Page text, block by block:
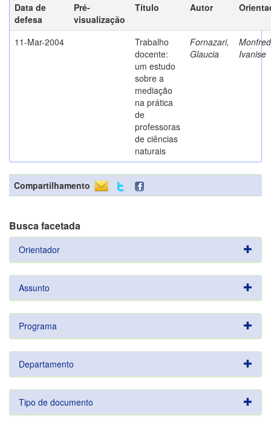
Data de
defesa
Pré-
visualização
Título Autor
11-Mar-2004
Trabalho
docente:
um estudo
sobre a
mediação
na prática
de
professoras
de ciências
naturais
Fornazari,
Glaucia
Ivanise
Compartilhamento
Busca facetada
Orientador
Assunto
Programa
Departamento
Tipo de documento